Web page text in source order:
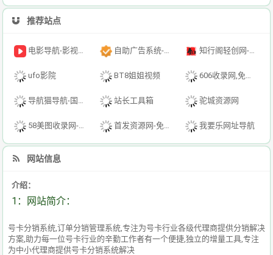
推荐站点
电影导航-影视导航-电影搜索-影视搜索-电影站收录 自助广告系统-自助广告源码-自助投放广告插件 知行阁轻创网-分享网络赚钱项目-全网首发副业项目实操平台-副业创业项目网
ufo影院 BT8姐姐视频 606收录网,免费自动秒收录网址,提供自动收录,网站导航大全源码,自动链,友情链接交换。
导航猫导航-国内专业的技术资源网分类平台 站长工具箱 驼城资源网
58美图收录网-自动收录网站-流量交换-自动链 首发资源网-免费资源下载-最新php源码下载-热门资源下载 我要乐网址导航
网站信息
介绍：
1：网站简介：
号卡分销系统,订单分销管理系统,专注为号卡行业各级代理商提供分销解决
方案,助力每一位号卡行业的辛勤工作者有一个便捷,独立的增量工具,专注
为中小代理商提供号卡分销系统解决